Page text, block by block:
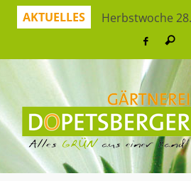
AKTUELLES
Herbstzeit ist
Jetzt sparen mit
Workshop